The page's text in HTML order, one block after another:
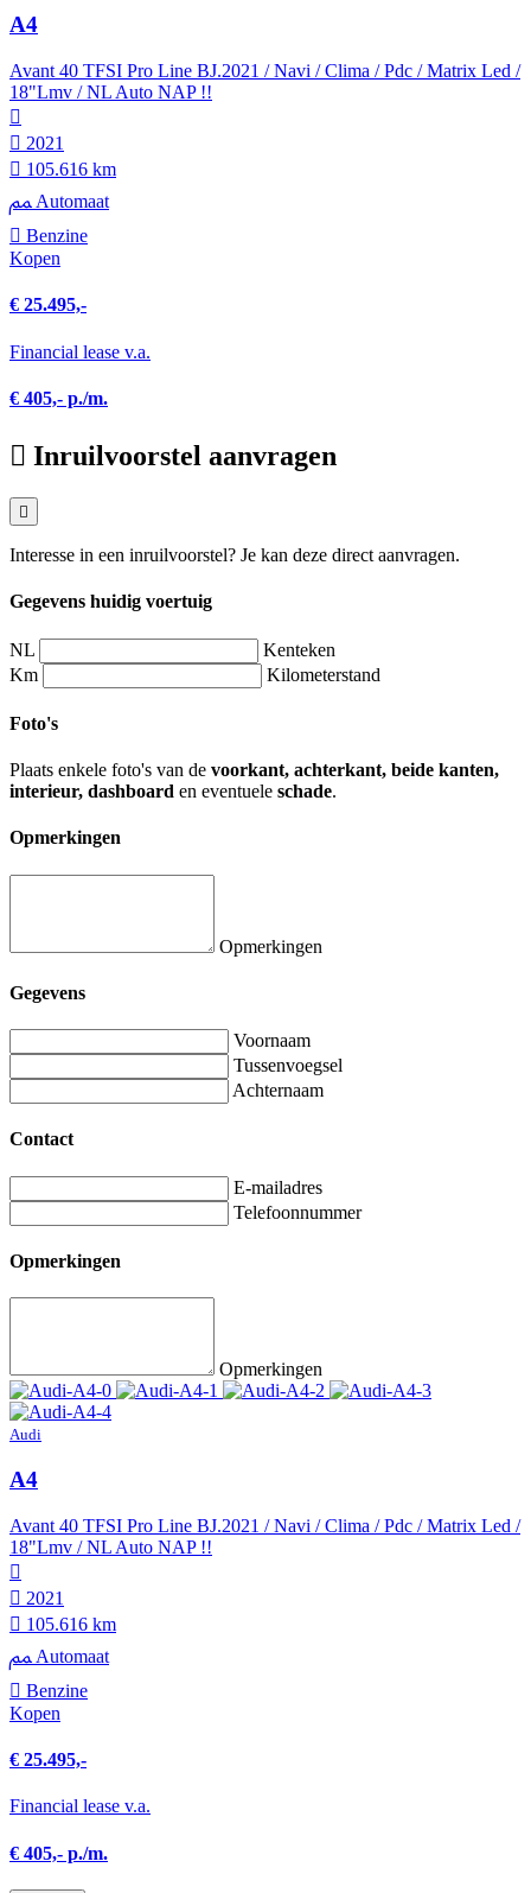
A4
Avant 40 TFSI Pro Line BJ.2021 / Navi / Clima / Pdc / Matrix Led /
18"Lmv / NL Auto NAP !!
2021
105.616 km
Automaat
Benzine
Kopen
€ 25.495,-
Financial lease v.a.
€ 405,- p./m.
Inruilvoorstel aanvragen
Interesse in een inruilvoorstel? Je kan deze direct aanvragen.
Gegevens huidig voertuig
NL
Kenteken
Km
Kilometerstand
Foto's
Plaats enkele foto's van de voorkant, achterkant, beide kanten,
interieur, dashboard en eventuele schade.
Opmerkingen
Opmerkingen
Gegevens
Voornaam
Tussenvoegsel
Achternaam
Contact
E-mailadres
Telefoonnummer
Opmerkingen
Opmerkingen
Audi
A4
Avant 40 TFSI Pro Line BJ.2021 / Navi / Clima / Pdc / Matrix Led /
18"Lmv / NL Auto NAP !!
2021
105.616 km
Automaat
Benzine
Kopen
€ 25.495,-
Financial lease v.a.
€ 405,- p./m.